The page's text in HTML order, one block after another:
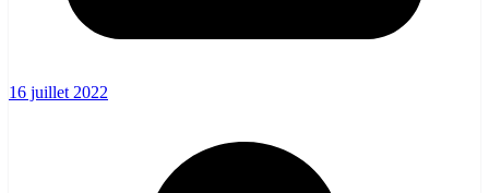
16 juillet 2022